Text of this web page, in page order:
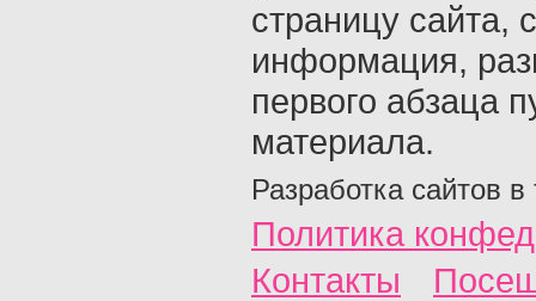
страницу сайта,
информация,
первого абзаца
материала.
Разработка сайтов в
Политика
Контакты